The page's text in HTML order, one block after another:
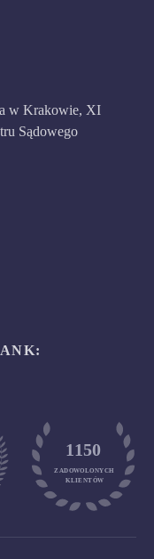
w Krakowie, XI
Sądowego
1150
ZADOWOLONYCH
KLIENTÓW